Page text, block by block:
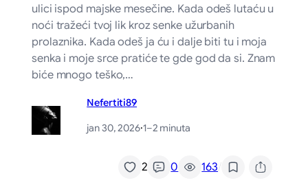
ulici ispod majske mesečine. Kada odeš lutaću u
noći tražeći tvoj lik kroz senke užurbanih
prolaznika. Kada odeš ja ću i dalje biti tu i moja
senka i moje srce pratiće te gde god da si. Znam
biće mnogo teško,…
Nefertiti89
jan 30, 2026·1–2 minuta
2 0 163/